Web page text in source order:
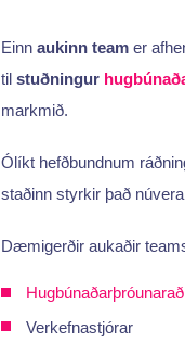
Einn aukinn teamer
til stuðningur
markmið.
Ólíkt hefðbundnum
staðinn styrkir það
Dæmigerðir aukaðir
Verkefnastjórar